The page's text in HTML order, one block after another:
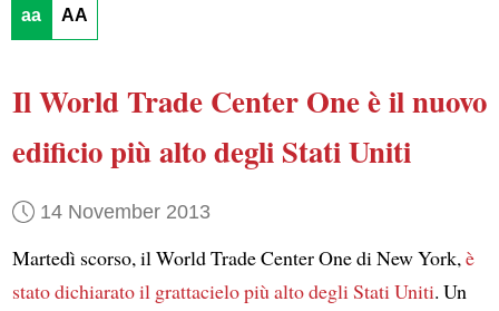
aa AA
Il World Trade Center Oneè il nuovo
edificio più alto degli Stati Uniti
14 November 2013
Martedì scorso, il World Trade Center One di New York,è
stato dichiaratoil grattacielo più alto degli Stati Uniti. Un